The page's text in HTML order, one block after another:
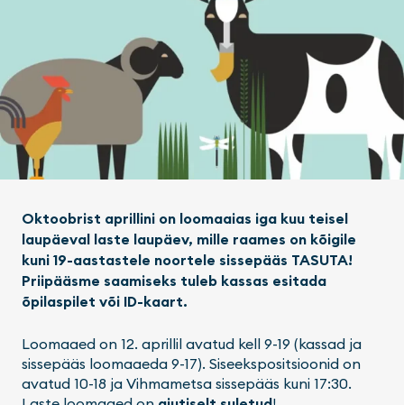
Oktoobrist aprillini on loomaaias iga kuu teisel
laupäeval laste laupäev, mille raames on kõigile
kuni 19-aastastele noortele sissepääs TASUTA!
Priipääsme saamiseks tuleb kassas esitada
õpilaspilet või ID-kaart.
Loomaaed on 12. aprillil avatud kell 9-19 (kassad ja
sissepääs loomaaeda 9-17). Siseekspositsioonid on
avatud 10-18 ja Vihmametsa sissepääs kuni 17:30.